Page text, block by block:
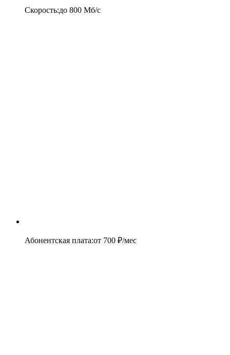
Скорость:до 800 Мб/c
Абонентская плата:от 700 ₽/мес